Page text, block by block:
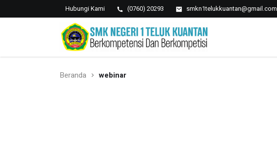
Hubungi Kami (0760) 20293 smkn1telukkuantan@gmail.com
SMK NEGERI 1 TELUK
KUANTAN
Berkopetensi Dan Berkompetisi
Beranda webinar